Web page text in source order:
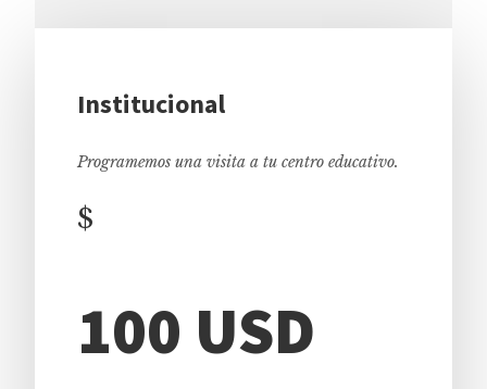
Institucional
Programemos una visita a tu centro educativo.
$
100 USD